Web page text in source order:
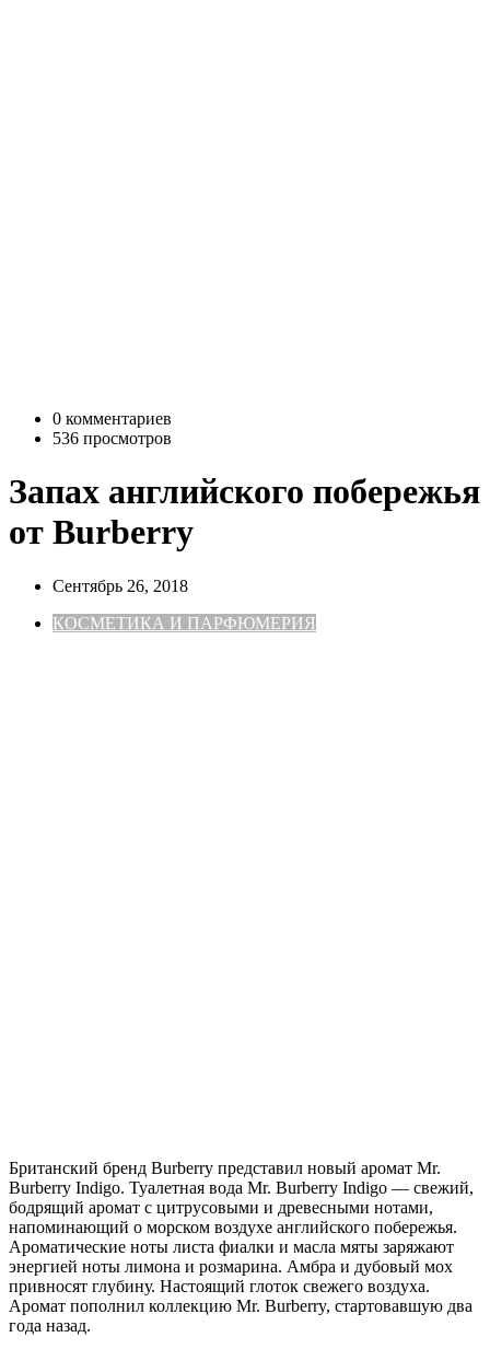
0 комментариев
536 просмотров
Запах английского побережья
от Burberry
Сентябрь 26, 2018
КОСМЕТИКА И ПАРФЮМЕРИЯ
Британский бренд Burberry представил новый аромат Mr.
Burberry Indigo. Туалетная вода Mr. Burberry Indigo — свежий,
бодрящий аромат с цитрусовыми и древесными нотами,
напоминающий о морском воздухе английского побережья.
Ароматические ноты листа фиалки и масла мяты заряжают
энергией ноты лимона и розмарина. Амбра и дубовый мох
привносят глубину. Настоящий глоток свежего воздуха.
Аромат пополнил коллекцию Mr. Burberry, стартовавшую два
года назад.